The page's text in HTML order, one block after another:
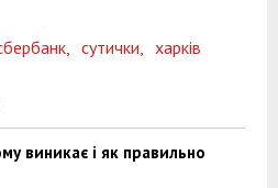
сутички, харків
виникає і як правильно